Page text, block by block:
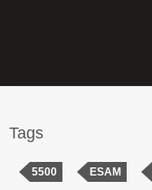
Tags
5500 ESAM